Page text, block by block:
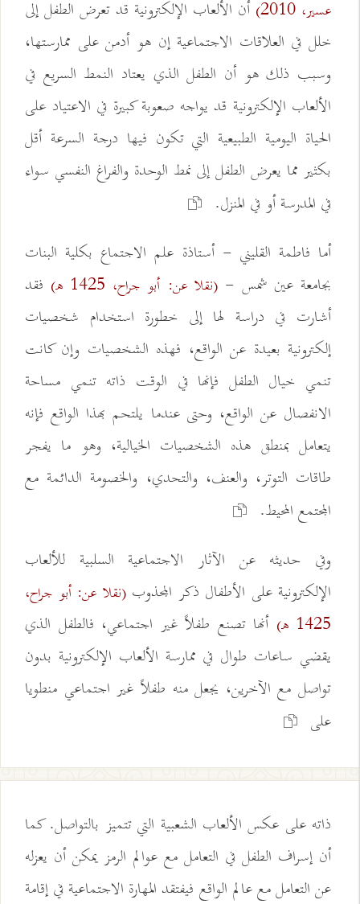
عسير، 2010)
أن الألعاب الإلكترونية قد تعرض الطفل إلى
خلل في العلاقات الاجتماعية إن هو أدمن على ممارستها،
وسبب ذلك هو أن الطفل الذي يعتاد النمط السريع في
الألعاب الإلكترونية قد يواجه صعوبة كبيرة في الاعتياد على
الحياة اليومية الطبيعية التي تكون فيها درجة السرعة أقل
بكثير مما يعرض الطفل إلى نمط الوحدة والفراغ النفسي سواء
في المدرسة أو في المنزل.
أما فاطمة القليني - أستاذة علم الاجتماع بكلية البنات
بجامعة عين شمس -(نقلا عن: أبو جراح، 1425 هـ)
فقد
أشارت في دراسة لها إلى خطورة استخدام شخصيات
إلكترونية بعيدة عن الواقع، فهذه الشخصيات وإن كانت
تنمي خيال الطفل فإنها في الوقت ذاته تنمي مساحة
الانفصال عن الواقع، وحتى عندما يلتحم بهذا الواقع فإنه
يتعامل بمنطق هذه الشخصيات الخيالية، وهو ما يفجر
طاقات التوتر، والعنف، والتحدي، والخصومة الدائمة مع
المجتمع المحيط.
وفي حديثه عن الآثار الاجتماعية السلبية للألعاب
الإلكترونية على الأطفال ذكر المجذوب(نقلا عن: أبو جراح،
1425 هـ)
أنها تصنع طفلاً غير اجتماعي، فالطفل الذي
يقضي ساعات طوال في ممارسة الألعاب الإلكترونية بدون
تواصل مع الآخرين، يجعل منه طفلاً غير اجتماعي منطويا
على
ذاته على عكس الألعاب الشعبية التي تتميز بالتواصل. كما
أن إسراف الطفل في التعامل مع عوالم الرمز يمكن أن يعزله
عن التعامل مع عالم الواقع فيفتقد المهارة الاجتماعية في إقامة